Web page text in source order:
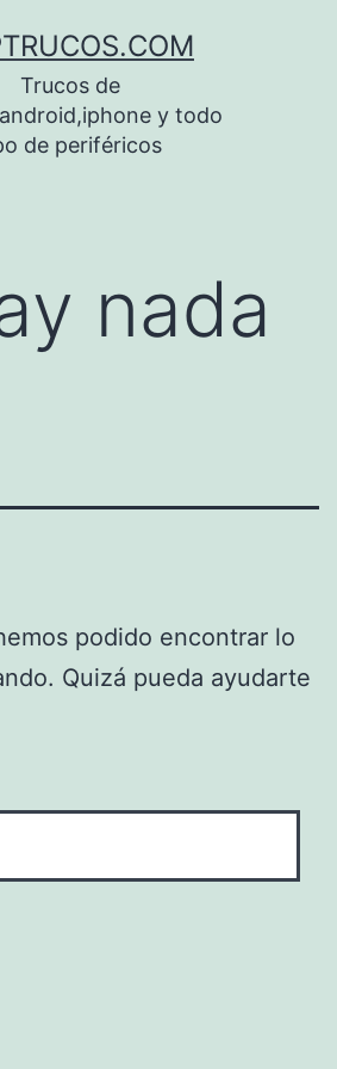
Trucos de
y todo
de periféricos
nada
podido encontrar lo
Quizá pueda ayudarte